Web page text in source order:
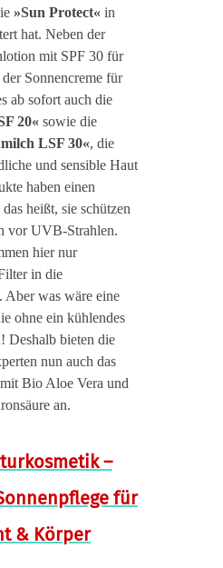
»Sun Protect«in
hat. Neben der
mit SPF 30 für
Sonnencreme für
ab sofort auch die
20«sowie die
LSF 30«, die
und sensible Haut
haben einen
heißt, sie schützen
vor UVB-Strahlen.
hier nur
in die
Aber was wäre eine
ohne ein kühlendes
Deshalb bieten die
nun auch das
Bio Aloe Vera und
an.